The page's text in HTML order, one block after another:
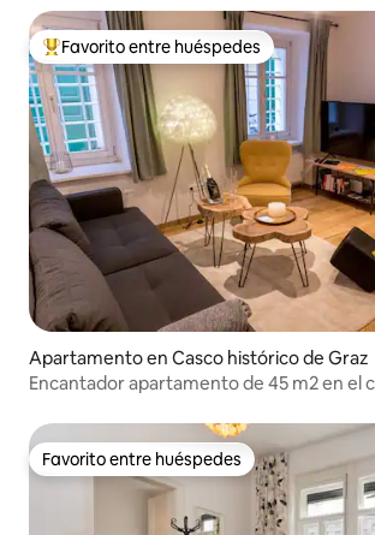
Favorito entre huéspedes preferido
Favorito entre huéspedes
Apartamento en Casco histórico de Graz
Encantador apartamento de 45 m2 en el
Favorito entre huéspedes
Favorito entre huéspedes